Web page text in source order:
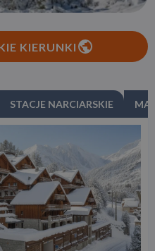
KIERUNKI
STACJE NARCIARSKIE